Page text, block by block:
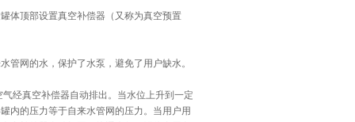
体顶部设置真空补偿器（又称为真空预置
管网的水，保护了水泵，避免了用户缺水。
经真空补偿器自动排出。当水位上升到一定
内的压力等于自来水管网的压力。当用户用